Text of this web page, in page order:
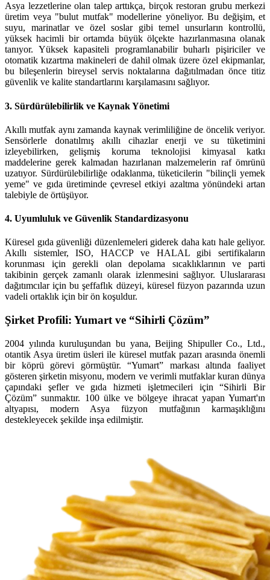
Asya lezzetlerine olan talep arttıkça, birçok restoran grubu merkezi
üretim veya "bulut mutfak" modellerine yöneliyor. Bu değişim, et
suyu, marinatlar ve özel soslar gibi temel unsurların kontrollü,
yüksek hacimli bir ortamda büyük ölçekte hazırlanmasına olanak
tanıyor. Yüksek kapasiteli programlanabilir buharlı pişiriciler ve
otomatik kızartma makineleri de dahil olmak üzere özel ekipmanlar,
bu bileşenlerin bireysel servis noktalarına dağıtılmadan önce titiz
güvenlik ve kalite standartlarını karşılamasını sağlıyor.
3. Sürdürülebilirlik ve Kaynak Yönetimi
Akıllı mutfak aynı zamanda kaynak verimliliğine de öncelik veriyor.
Sensörlerle donatılmış akıllı cihazlar enerji ve su tüketimini
izleyebilirken, gelişmiş koruma teknolojisi kimyasal katkı
maddelerine gerek kalmadan hazırlanan malzemelerin raf ömrünü
uzatıyor. Sürdürülebilirliğe odaklanma, tüketicilerin "bilinçli yemek
yeme" ve gıda üretiminde çevresel etkiyi azaltma yönündeki artan
talebiyle de örtüşüyor.
4. Uyumluluk ve Güvenlik Standardizasyonu
Küresel gıda güvenliği düzenlemeleri giderek daha katı hale geliyor.
Akıllı sistemler, ISO, HACCP ve HALAL gibi sertifikaların
korunması için gerekli olan depolama sıcaklıklarının ve parti
takibinin gerçek zamanlı olarak izlenmesini sağlıyor. Uluslararası
dağıtımcılar için bu şeffaflık düzeyi, küresel füzyon pazarında uzun
vadeli ortaklık için bir ön koşuldur.
Şirket Profili: Yumart ve “Sihirli Çözüm”
2004 yılında kuruluşundan bu yana, Beijing Shipuller Co., Ltd.,
otantik Asya üretim üsleri ile küresel mutfak pazarı arasında önemli
bir köprü görevi görmüştür. “Yumart” markası altında faaliyet
gösteren şirketin misyonu, modern ve verimli mutfaklar kuran dünya
çapındaki şefler ve gıda hizmeti işletmecileri için “Sihirli Bir
Çözüm” sunmaktır. 100 ülke ve bölgeye ihracat yapan Yumart'ın
altyapısı, modern Asya füzyon mutfağının karmaşıklığını
destekleyecek şekilde inşa edilmiştir.